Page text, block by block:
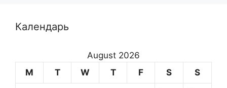
Календарь
August 2026
M
T W T F S S